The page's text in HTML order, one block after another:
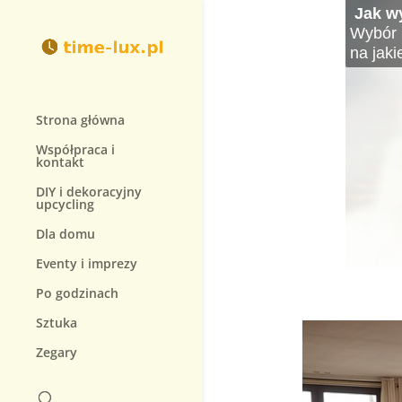
Strona główna
Współpraca i
kontakt
DIY i dekoracyjny
upcycling
Dla domu
Eventy i imprezy
Po godzinach
Sztuka
Zegary
W
się
Jak
Wybór
na
Jak
Aby